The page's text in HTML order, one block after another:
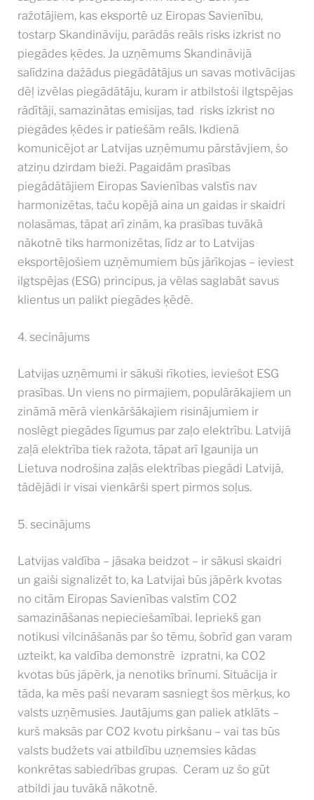
ražotājiem, kas eksportē uz Eiropas Savienību,
tostarp Skandināviju, parādās reāls risks izkrist no
piegādes ķēdes. Ja uzņēmums Skandināvijā
salīdzina dažādus piegādātājus un savas motivācijas
dēļ izvēlas piegādātāju, kuram ir atbilstoši ilgtspējas
rādītāji, samazinātas emisijas, tad risks izkrist no
piegādes ķēdes ir patiešām reāls. Ikdienā
komunicējot ar Latvijas uzņēmumu pārstāvjiem, šo
atziņu dzirdam bieži. Pagaidām prasības
piegādātājiem Eiropas Savienības valstīs nav
harmonizētas, taču kopējā aina un gaidas ir skaidri
nolasāmas, tāpat arī zinām, ka prasības tuvākā
nākotnē tiks harmonizētas, līdz ar to Latvijas
eksportējošiem uzņēmumiem būs jārīkojas – ieviest
ilgtspējas (ESG) principus, ja vēlas saglabāt savus
klientus un palikt piegādes ķēdē.
4. secinājums
Latvijas uzņēmumi ir sākuši rīkoties, ieviešot ESG
prasības. Un viens no pirmajiem, populārākajiem un
zināmā mērā vienkāršākajiem risinājumiem ir
noslēgt piegādes līgumus par zaļo elektrību. Latvijā
zaļā elektrība tiek ražota, tāpat arī Igaunija un
Lietuva nodrošina zaļās elektrības piegādi Latvijā,
tādējādi ir visai vienkārši spert pirmos soļus.
5. secinājums
Latvijas valdība – jāsaka beidzot – ir sākusi skaidri
un gaiši signalizēt to, ka Latvijai būs jāpērk kvotas
no citām Eiropas Savienības valstīm CO2
samazināšanas nepieciešamībai. Iepriekš gan
notikusi vilcināšanās par šo tēmu, šobrīd gan varam
uzteikt, ka valdība demonstrē izpratni, ka CO2
kvotas būs jāpērk, ja nenotiks brīnumi. Situācija ir
tāda, ka mēs paši nevaram sasniegt šos mērķus, ko
valsts uzņēmusies. Jautājums gan paliek atklāts –
kurš maksās par CO2 kvotu pirkšanu – vai tas būs
valsts budžets vai atbildību uzņemsies kādas
konkrētas sabiedrības grupas. Ceram uz šo gūt
atbildi jau tuvākā nākotnē.